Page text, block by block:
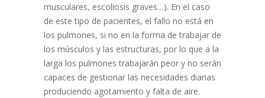
musculares, escoliosis graves…). En el caso
de este tipo de pacientes, el fallo no está en
los pulmones, si no en la forma de trabajar de
los músculos y las estructuras, por lo que a la
larga los pulmones trabajarán peor y no serán
capaces de gestionar las necesidades diarias
produciendo agotamiento y falta de aire.